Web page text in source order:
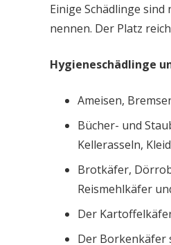
Einige Schädlinge
nennen. Der Platz
Hygieneschädlinge
Ameisen,
Bücher- und
Kellerasseln,
Brotkäfer,
Reismehlkäfer
Der
Der Borkenkäfer